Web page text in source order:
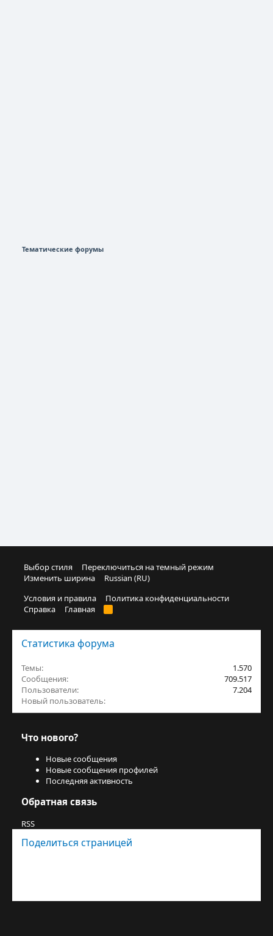
Тематические форумы
Выбор стиля
Переключиться на темный режим
Изменить ширина
Russian (RU)
Условия и правила
Политика конфиденциальности
Справка
Главная
R
Статистика форума
Темы
1.570
Сообщения
709.517
Пользователи
7.204
Новый пользователь
Что нового?
Новые сообщения
Новые сообщения профилей
Последняя активность
Обратная связь
RSS
Поделиться страницей